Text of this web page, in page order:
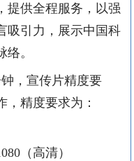
提供全程服务，以强
吸引力，展示中国科
络。
，宣传片精度要
精度要求为：
（高清）